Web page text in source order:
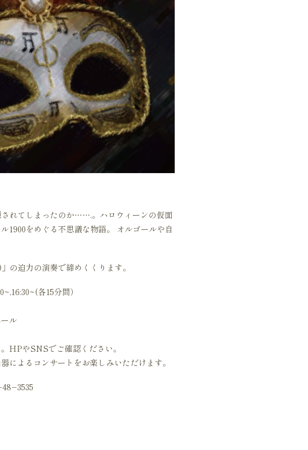
れてしまったのか…….。ハロウィーンの仮面
1900をめぐる不思議な物語。 オルゴールや自
の迫力の演奏で締めくくります。
各15分間）
ル
HPやSNSでご確認ください。
によるコンサートをお楽しみいただけます。